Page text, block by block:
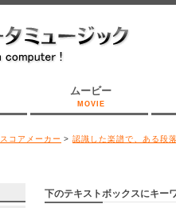
ムービー
MOVIE
スコアメーカー > 認識した楽譜で、ある段
下のテキストボックスにキー